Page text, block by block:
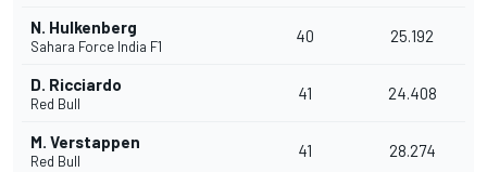
N. Hulkenberg
Sahara Force India F1
40 25.192
D. Ricciardo
Red Bull
41 24.408
M. Verstappen
Red Bull
41 28.274